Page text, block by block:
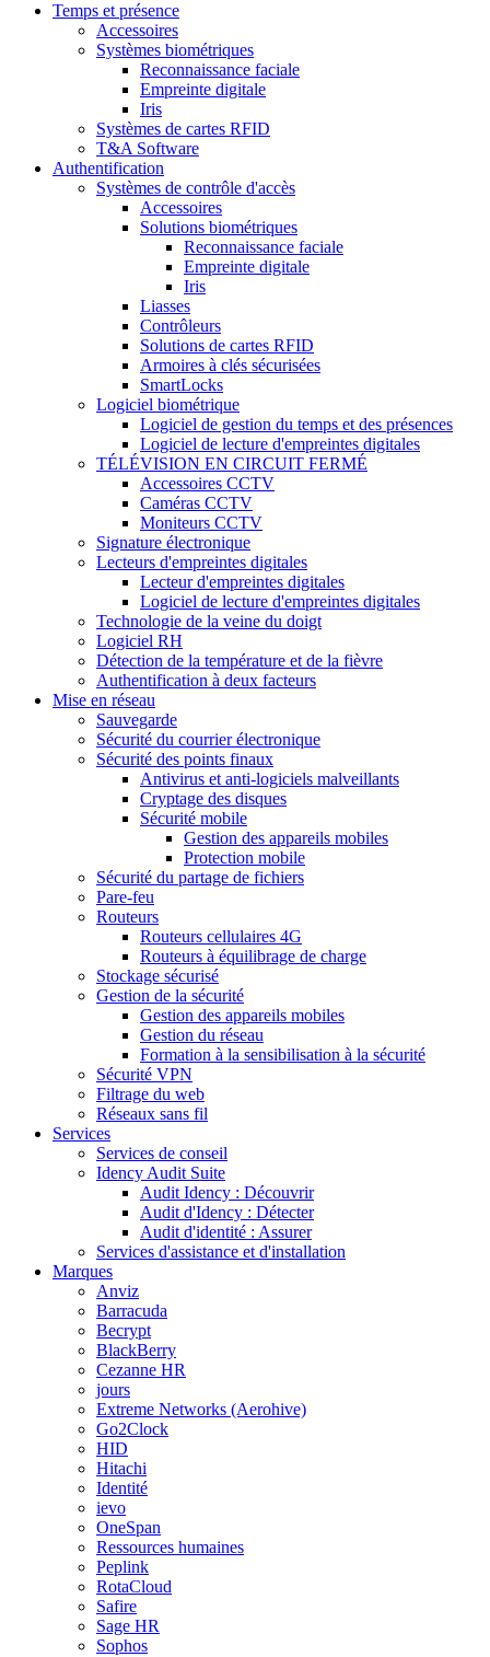
Temps et présence
Accessoires
Systèmes biométriques
Reconnaissance faciale
Empreinte digitale
Iris
Systèmes de cartes RFID
T&A Software
Authentification
Systèmes de contrôle d'accès
Accessoires
Solutions biométriques
Reconnaissance faciale
Empreinte digitale
Iris
Liasses
Contrôleurs
Solutions de cartes RFID
Armoires à clés sécurisées
SmartLocks
Logiciel biométrique
Logiciel de gestion du temps et des présences
Logiciel de lecture d'empreintes digitales
TÉLÉVISION EN CIRCUIT FERMÉ
Accessoires CCTV
Caméras CCTV
Moniteurs CCTV
Signature électronique
Lecteurs d'empreintes digitales
Lecteur d'empreintes digitales
Logiciel de lecture d'empreintes digitales
Technologie de la veine du doigt
Logiciel RH
Détection de la température et de la fièvre
Authentification à deux facteurs
Mise en réseau
Sauvegarde
Sécurité du courrier électronique
Sécurité des points finaux
Antivirus et anti-logiciels malveillants
Cryptage des disques
Sécurité mobile
Gestion des appareils mobiles
Protection mobile
Sécurité du partage de fichiers
Pare-feu
Routeurs
Routeurs cellulaires 4G
Routeurs à équilibrage de charge
Stockage sécurisé
Gestion de la sécurité
Gestion des appareils mobiles
Gestion du réseau
Formation à la sensibilisation à la sécurité
Sécurité VPN
Filtrage du web
Réseaux sans fil
Services
Services de conseil
Idency Audit Suite
Audit Idency : Découvrir
Audit d'Idency : Détecter
Audit d'identité : Assurer
Services d'assistance et d'installation
Marques
Anviz
Barracuda
Becrypt
BlackBerry
Cezanne HR
jours
Extreme Networks (Aerohive)
Go2Clock
HID
Hitachi
Identité
ievo
OneSpan
Ressources humaines
Peplink
RotaCloud
Safire
Sage HR
Sophos